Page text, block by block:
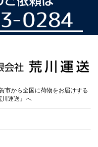
市から全国に荷物をお届けする
川運送』へ